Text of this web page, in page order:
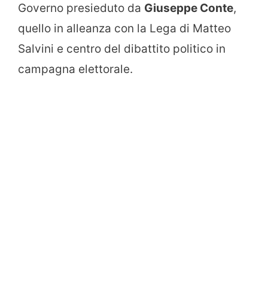
Governo presieduto da Giuseppe Conte,
quello in alleanza con la Lega di Matteo
Salvini e centro del dibattito politico in
campagna elettorale.